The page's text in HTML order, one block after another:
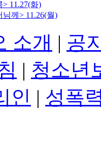
11.27(화)
께> 11.26(월)
소개 | 공
| 청소년
인 | 성폭